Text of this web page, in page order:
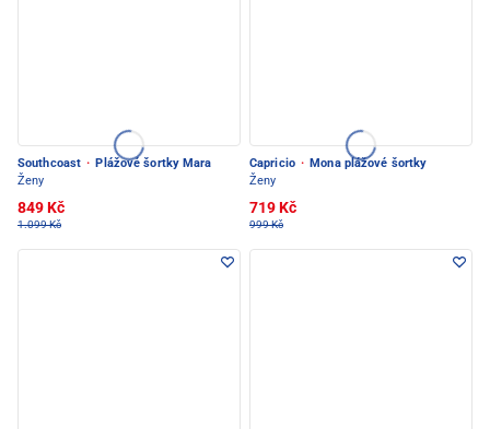
Southcoast · Plážové šortky Mara
Ženy
849 Kč
1.099 Kč
Capricio · Mona plážové šortky
Ženy
719 Kč
999 Kč